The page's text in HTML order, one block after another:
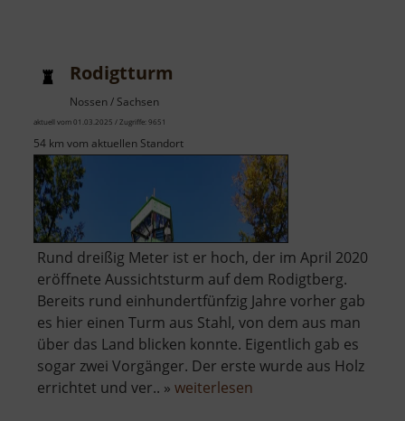
Rodigtturm
Nossen / Sachsen
aktuell vom 01.03.2025 / Zugriffe: 9651
54 km vom aktuellen Standort
Rund dreißig Meter ist er hoch, der im April 2020
eröffnete Aussichtsturm auf dem Rodigtberg.
Bereits rund einhundertfünfzig Jahre vorher gab
es hier einen Turm aus Stahl, von dem aus man
über das Land blicken konnte. Eigentlich gab es
sogar zwei Vorgänger. Der erste wurde aus Holz
errichtet und ver.. » weiterlesen